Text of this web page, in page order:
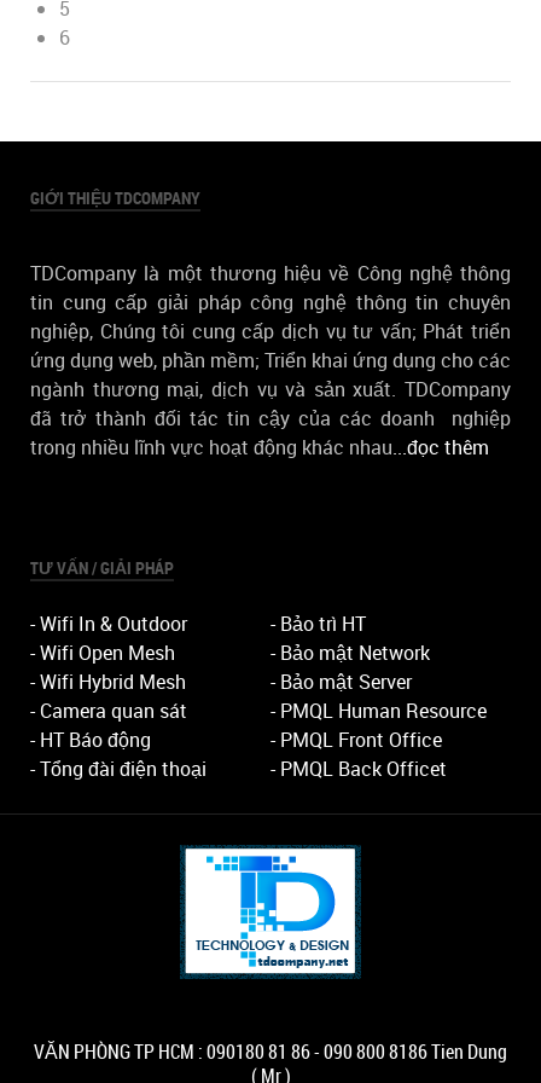
5
6
GIỚI THIỆU TDCOMPANY
TDCompany là một thương hiệu về Công nghệ thông
tin cung cấp giải pháp công nghệ thông tin chuyên
nghiệp, Chúng tôi cung cấp dịch vụ tư vấn; Phát triển
ứng dụng web, phần mềm; Triển khai ứng dụng cho các
ngành thương mại, dịch vụ và sản xuất. TDCompany
đã trở thành đối tác tin cậy của các doanh nghiệp
trong nhiều lĩnh vực hoạt động khác nhau...đọc thêm
TƯ VẤN / GIẢI PHÁP
- Wifi In & Outdoor
- Wifi Open Mesh
- Wifi Hybrid Mesh
- Camera quan sát
- HT Báo động
- Tổng đài điện thoại
- Bảo trì HT
- Bảo mật Network
- Bảo mật Server
- PMQL Human Resource
- PMQL Front Office
- PMQL Back Officet
VĂN PHÒNG TP HCM : 090180 81 86 - 090 800 8186 Tien Dung
( Mr )